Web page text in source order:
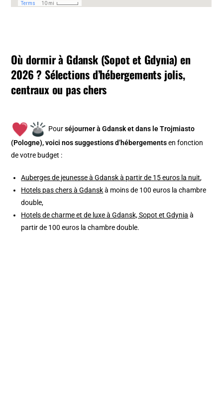
Où dormir à Gdansk (Sopot et Gdynia) en
2026 ? Sélections d’hébergements jolis,
centraux ou pas chers
Pourséjourner à Gdansk et dans le Trojmiasto
(Pologne), voici nos suggestions d’hébergementsen fonction
de votre budget :
Auberges de jeunesse à Gdansk à partir de 15 euros la nuit,
Hotels pas chers à Gdanskà moins de 100 euros la chambre
double,
Hotels de charme et de luxe à Gdansk, Sopot et Gdynia à
partir de 100 euros la chambre double.